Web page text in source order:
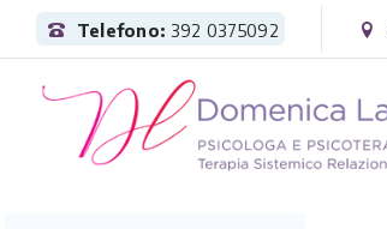
Telefono: 392 0375092